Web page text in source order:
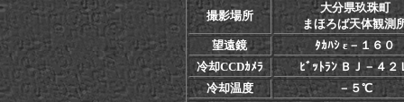
撮影場所
大分県玖珠町
まほろば天体観測
望遠鏡
ﾀｶﾊｼ ε－１６０
冷却CCDｶﾒﾗ
ﾋﾞｯﾄﾗﾝ ＢＪ－４２
冷却温度
－５℃